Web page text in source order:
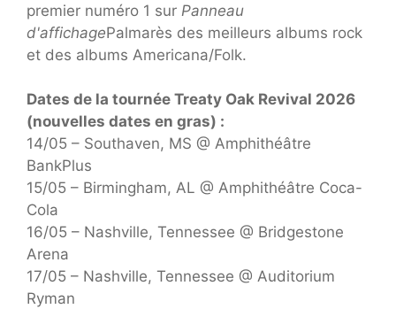
premier numéro 1 sur Panneau
d'affichagePalmarès des meilleurs albums rock
et des albums Americana/Folk.
Dates de la tournée Treaty Oak Revival 2026
(nouvelles dates en gras) :
14/05 – Southaven, MS @ Amphithéâtre
BankPlus
15/05 – Birmingham, AL @ Amphithéâtre Coca-
Cola
16/05 – Nashville, Tennessee @ Bridgestone
Arena
17/05 – Nashville, Tennessee @ Auditorium
Ryman